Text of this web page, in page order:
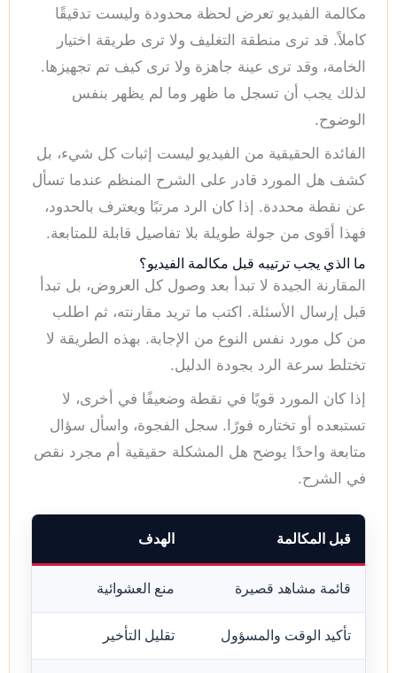
مكالمة الفيديو تعرض لحظة محدودة وليست تدقيقًا
كاملاً. قد ترى منطقة التغليف ولا ترى طريقة اختيار
الخامة، وقد ترى عينة جاهزة ولا ترى كيف تم تجهيزها.
لذلك يجب أن تسجل ما ظهر وما لم يظهر بنفس
الوضوح.
الفائدة الحقيقية من الفيديو ليست إثبات كل شيء، بل
كشف هل المورد قادر على الشرح المنظم عندما تسأل
عن نقطة محددة. إذا كان الرد مرتبًا ويعترف بالحدود،
فهذا أقوى من جولة طويلة بلا تفاصيل قابلة للمتابعة.
ما الذي يجب ترتيبه قبل مكالمة الفيديو؟
المقارنة الجيدة لا تبدأ بعد وصول كل العروض، بل تبدأ
قبل إرسال الأسئلة. اكتب ما تريد مقارنته، ثم اطلب
من كل مورد نفس النوع من الإجابة. بهذه الطريقة لا
تختلط سرعة الرد بجودة الدليل.
إذا كان المورد قويًا في نقطة وضعيفًا في أخرى، لا
تستبعده أو تختاره فورًا. سجل الفجوة، واسأل سؤال
متابعة واحدًا يوضح هل المشكلة حقيقية أم مجرد نقص
في الشرح.
قبل المكالمة الهدف
قائمة مشاهد قصيرة منع العشوائية
تأكيد الوقت والمسؤول تقليل التأخير